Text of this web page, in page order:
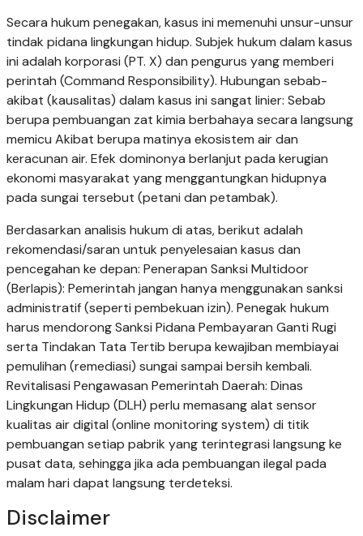
Secara hukum penegakan, kasus ini memenuhi unsur-unsur
tindak pidana lingkungan hidup. Subjek hukum dalam kasus
ini adalah korporasi (PT. X) dan pengurus yang memberi
perintah (Command Responsibility). Hubungan sebab-
akibat (kausalitas) dalam kasus ini sangat linier: Sebab
berupa pembuangan zat kimia berbahaya secara langsung
memicu Akibat berupa matinya ekosistem air dan
keracunan air. Efek dominonya berlanjut pada kerugian
ekonomi masyarakat yang menggantungkan hidupnya
pada sungai tersebut (petani dan petambak).
Berdasarkan analisis hukum di atas, berikut adalah
rekomendasi/saran untuk penyelesaian kasus dan
pencegahan ke depan: Penerapan Sanksi Multidoor
(Berlapis): Pemerintah jangan hanya menggunakan sanksi
administratif (seperti pembekuan izin). Penegak hukum
harus mendorong Sanksi Pidana Pembayaran Ganti Rugi
serta Tindakan Tata Tertib berupa kewajiban membiayai
pemulihan (remediasi) sungai sampai bersih kembali.
Revitalisasi Pengawasan Pemerintah Daerah: Dinas
Lingkungan Hidup (DLH) perlu memasang alat sensor
kualitas air digital (online monitoring system) di titik
pembuangan setiap pabrik yang terintegrasi langsung ke
pusat data, sehingga jika ada pembuangan ilegal pada
malam hari dapat langsung terdeteksi.
Disclaimer